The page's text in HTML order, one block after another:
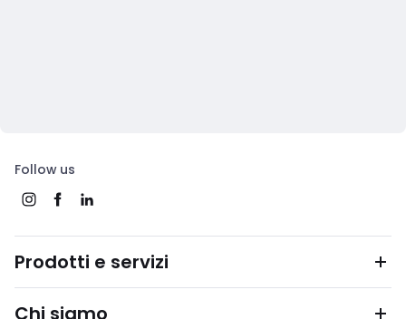
Follow us
Prodotti e servizi
Chi siamo